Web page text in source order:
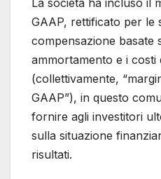
La società ha incluso il
GAAP, rettificato per le
compensazione basate
ammortamento e i costi
(collettivamente,
GAAP”), in questo
fornire agli investitori
sulla situazione
risultati.